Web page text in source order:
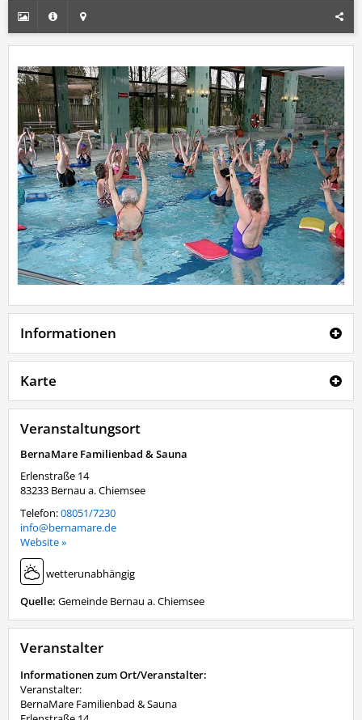
Informationen
Karte
Veranstaltungsort
BernaMare Familienbad & Sauna
Erlenstraße 14
83233 Bernau a. Chiemsee
Telefon:08051/7230
info@bernamare.de
Website »
wetterunabhängig
Quelle: Gemeinde Bernau a. Chiemsee
Veranstalter
Informationen zum Ort/Veranstalter:
Veranstalter:
BernaMare Familienbad & Sauna